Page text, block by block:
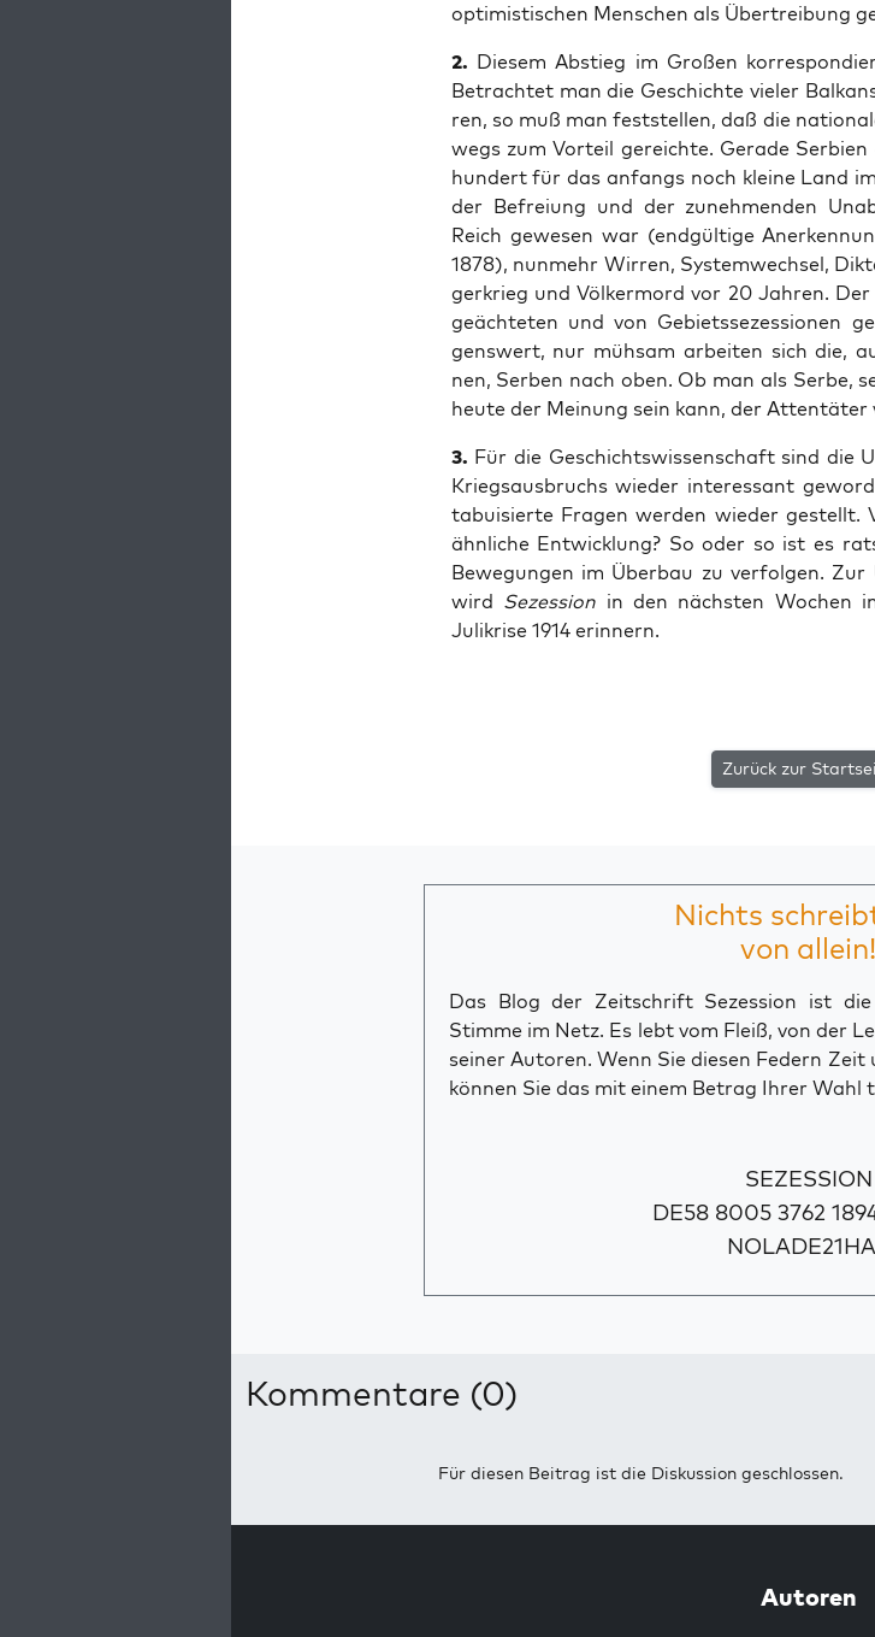
opti­mis­ti­schen Men­schen als Über­trei­bung
2. Die­sem Abstieg im Gro­ßen
Betrach­tet man die Geschich­te vie­ler
ren, so muß man fest­stel­len, daß die
wegs zum Vor­teil gereich­te. Gera­de
hun­dert für das anfangs noch klei­ne Land
der Befrei­ung und der zuneh­men­den
Reich gewe­sen war (end­gül­ti­ge
1878), nun­mehr Wir­ren, Sys­tem­wech­sel,
ger­krieg und Völ­ker­mord vor 20 Jah­ren.
geäch­te­ten und von Gebiets­se­zes­sio­nen
gens­wert, nur müh­sam arbei­ten sich die,
nen, Ser­ben nach oben. Ob man als Ser­be,
heu­te der Mei­nung sein kann, der Atten­tä­ter
3. Für die Geschichts­wis­sen­schaft sind die
Kriegs­aus­bruchs wie­der inter­es­sant
tabui­sier­te Fra­gen wer­den wie­der gestellt.
ähn­li­che Ent­wick­lung? So oder so ist es
Bewe­gun­gen im Über­bau zu ver­fol­gen.
wird Sezes­si­on in den nächs­ten Wochen
Julikri­se 1914 erinnern.
Zurück zur
Nichts
von allein!
Das Blog der Zeitschrift Sezession ist
Stimme im Netz. Es lebt vom Fleiß, von der
seiner Autoren. Wenn Sie diesen Federn
können Sie das mit einem Betrag Ihrer Wahl
SEZESSION
DE58 8005 3762
Kommentare (0)
Für diesen Beitrag ist die Diskussion geschlossen.
Autoren